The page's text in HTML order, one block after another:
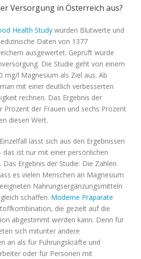
Versorgung in Österreich aus?
Health Study wurden Blutwerte und
Daten von 1377
ausgewertet. Geprüft wurde
Die Studie geht von einem
mg/l Magnesium als Ziel aus. Ab
mit einer deutlich verbesserten
rechnen. Das Ergebnis der
Prozent der Frauen und sechs Prozent
diesen Wert.
lässt sich aus den Ergebnissen
das ist nur mit einer persönlichen
Ergebnis der Studie: Die Zahlen
es vielen Menschen an Magnesium
Nahrungsergänzungsmitteln
schaffen. Moderne Präparate
die gezielt auf die
abgestimmt werden kann. Denn für
sich mitunter andere
an als für Führungskräfte und
oder für Personen mit